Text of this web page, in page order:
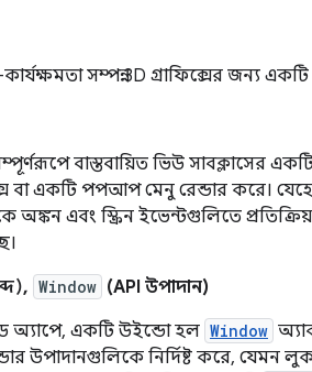
সম্পন্ন 3D গ্রাফিক্সের জন্য
বাস্তবায়িত ভিউ সাবক্লাসের
বা একটি পপআপ মেনু রেন্ডার করে।
অঙ্কন এবং স্ক্রিন ইভেন্টগুলিতে
Window (API উপাদান)
অ্যাপে, একটি উইন্ডো হল Window
উপাদানগুলিকে নির্দিষ্ট করে, যেমন